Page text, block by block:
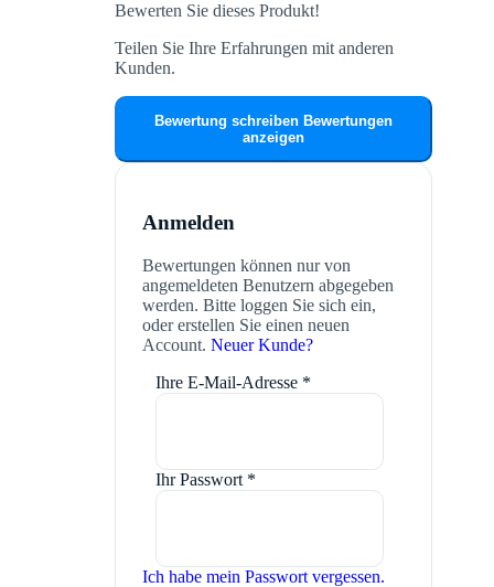
Bewerten Sie dieses Produkt!
Teilen Sie Ihre Erfahrungen mit anderen
Kunden.
Bewertung schreiben Bewertungen
anzeigen
Anmelden
Bewertungen können nur von
angemeldeten Benutzern abgegeben
werden. Bitte loggen Sie sich ein,
oder erstellen Sie einen neuen
Account. Neuer Kunde?
Ihre E-Mail-Adresse *
Ihr Passwort *
Ich habe mein Passwort vergessen.